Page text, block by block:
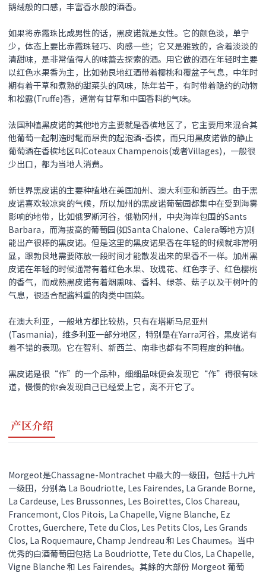
鹅绒般的口感，丰富香水般的酒香。
如果将赤霞珠比成男性的话， 黑皮诺就是女性。它的颜色淡，单宁
少，体态上要比赤霞珠轻巧、肉感一些；它又是雅致的，含着淡淡的
清甜味，是非常值得人的味蕾去探索的酒。用它做的酒在年轻时主要
以红色水果香为主，比如勃艮地红酒带着樱桃和覆盆子气息，中年时
期有着干草和煮熟的甜菜头的风味，陈年若干，有时带着隐约的动物
和松露(Truffe)香，通常有甘草和中国香料的气味。
法国种植黑皮诺的其他地方主要就是香槟地区了，它主要用来混合其
他葡萄一起制造时髦而昂贵的起泡酒-香槟，而只用黑皮诺做的静止
葡萄酒在香槟地区叫Coteaux Champenois(或者Villages)，一般很
少出口，都为当地人消费。
新世界黑皮诺的主要种植地在美国加州、澳大利亚和新西兰。由于黑
皮诺喜欢较凉爽的气候，所以加州的黑皮诺葡萄园都集中在受到海雾
影响的地带，比如俄罗斯河谷，俄勒冈州，中央海岸包围的Sants
Barbara，而海拔高的葡萄园(如Santa Chalone、Calera等地方)则
能出产很棒的黑皮诺。但是这里的黑皮诺果香在年轻的时候就非常明
显，跟勃艮地需要陈放一段时间才能散发出来的果香不一样。加州黑
皮诺在年轻的时候通常有着红色水果、玫瑰花、红色李子、红色樱桃
的香气，而成熟黑皮诺有着烟熏味、香料、绿茶、菇子以及干树叶的
气息，很适合配酱料重的肉类中国菜。
在澳大利亚，一般地方都比较热，只有在塔斯马尼亚州
(Tasmania)，维多利亚一部分地区，特别是在Yarra河谷， 黑皮诺有
着不错的表现。它在智利、新西兰、南非也都有不同程度的种植。
黑皮诺是很“作”的一个品种，细细品味便会发现它“作”得很有味
道，慢慢的你会发现自己已经爱上它，离不开它了。
产区介绍
Morgeot是Chassagne-Montrachet 中最大的一级田，包括十九片
一级田，分别為 La Boudriotte, Les Fairendes, La Grande Borne,
La Cardeuse, Les Brussonnes, Les Boirettes, Clos Chareau,
Francemont, Clos Pitois, La Chapelle, Vigne Blanche, Ez
Crottes, Guerchere, Tete du Clos, Les Petits Clos, Les Grands
Clos, La Roquemaure, Champ Jendreau 和 Les Chaumes。当中
优秀的白酒葡萄田包括 La Boudriotte, Tete du Clos, La Chapelle,
Vigne Blanche 和 Les Fairendes。其餘的大部份 Morgeot 葡萄